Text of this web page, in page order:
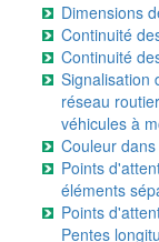
Dimensions
Continuité
Continuité
Signalisation
réseau
véhicules à
Couleur
Points
éléments
Points
Pentes